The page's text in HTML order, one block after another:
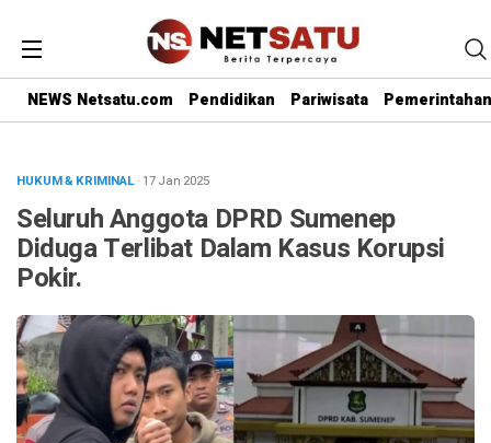
NEWS Netsatu.com Pendidikan Pariwisata Pemerintahan
HUKUM & KRIMINAL· 17 Jan 2025
Seluruh Anggota DPRD Sumenep
Diduga Terlibat Dalam Kasus Korupsi
Pokir.